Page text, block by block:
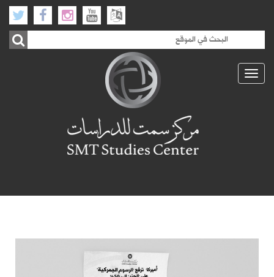
Toggle
navigation